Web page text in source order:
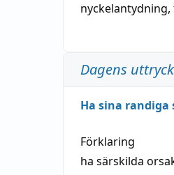
nyckelantydning,
Dagens uttryck
Ha sina randiga
Förklaring
ha särskilda